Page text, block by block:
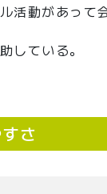
活動があって
している。
さ